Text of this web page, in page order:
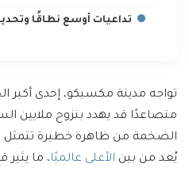
تداعيات أوسع نطاقًا
تواجه مدينة مكسيكو، إحدى أكبر
متصاعدًا قد يهدد بنزوح ملايين
الضخمة من ظاهرة خطيرة تتمثل
يُعد من بين الأعلى عالميًا، ما يثير